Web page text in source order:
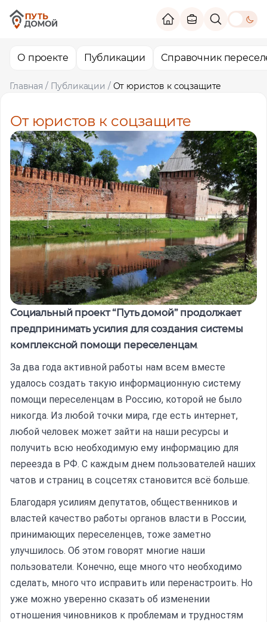
theme
О проекте Публикации Справочник
Главная / Публикации / От юристов к соцзащите
От юристов к соцзащите
Социальный проект “Путь домой” продолжает
предпринимать усилия для создания системы
комплексной помощи переселенцам.
За два года активной работы нам всем вместе
удалось создать такую информационную систему
помощи переселенцам в Россию, которой не было
никогда. Из любой точки мира, где есть интернет,
любой человек может зайти на наши ресурсы и
получить всю необходимую ему информацию для
переезда в РФ. С каждым днем пользователей наших
чатов и страниц в соцсетях становится всё больше.
Благодаря усилиям депутатов, общественников и
властей качество работы органов власти в России,
принимающих переселенцев, тоже заметно
улучшилось. Об этом говорят многие наши
пользователи. Конечно, еще много что необходимо
сделать, много что исправить или перенастроить. Но
уже можно уверенно сказать об изменении
отношения чиновников к проблемам и трудностям